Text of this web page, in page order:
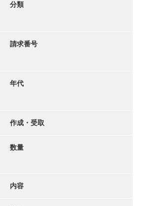
分類
請求番号
年代
作成・受取
数量
内容